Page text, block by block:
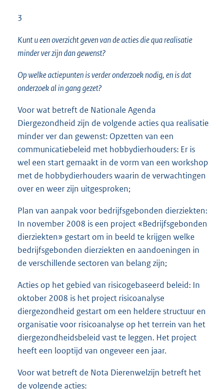
3
Kunt u een overzicht geven van de acties die qua realisatie
minder ver zijn dan gewenst?
Op welke actiepunten is verder onderzoek nodig, en is dat
onderzoek al in gang gezet?
Voor wat betreft de Nationale Agenda
Diergezondheid zijn de volgende acties qua realisatie
minder ver dan gewenst: Opzetten van een
communicatiebeleid met hobbydierhouders: Er is
wel een start gemaakt in de vorm van een workshop
met de hobbydierhouders waarin de verwachtingen
over en weer zijn uitgesproken;
Plan van aanpak voor bedrijfsgebonden dierziekten:
In november 2008 is een project «Bedrijfsgebonden
dierziekten» gestart om in beeld te krijgen welke
bedrijfsgebonden dierziekten en aandoeningen in
de verschillende sectoren van belang zijn;
Acties op het gebied van risicogebaseerd beleid: In
oktober 2008 is het project risicoanalyse
diergezondheid gestart om een heldere structuur en
organisatie voor risicoanalyse op het terrein van het
diergezondheidsbeleid vast te leggen. Het project
heeft een looptijd van ongeveer een jaar.
Voor wat betreft de Nota Dierenwelzijn betreft het
de volgende acties: